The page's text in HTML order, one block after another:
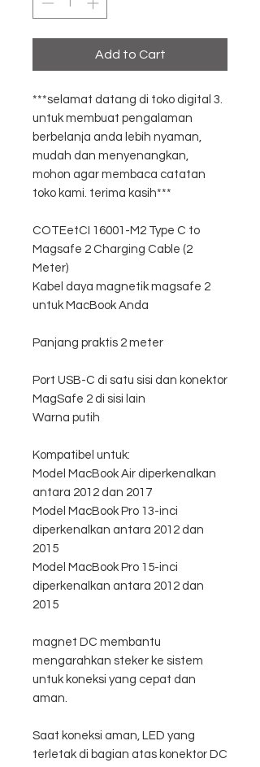
Add to Cart
***selamat datang di toko digital 3.
untuk membuat pengalaman
berbelanja anda lebih nyaman,
mudah dan menyenangkan,
mohon agar membaca catatan
toko kami. terima kasih***
COTEetCI 16001-M2 Type C to
Magsafe 2 Charging Cable (2
Meter)
Kabel daya magnetik magsafe 2
untuk MacBook Anda
Panjang praktis 2 meter
Port USB-C di satu sisi dan konektor
MagSafe 2 di sisi lain
Warna putih
Kompatibel untuk:
Model MacBook Air diperkenalkan
antara 2012 dan 2017
Model MacBook Pro 13-inci
diperkenalkan antara 2012 dan
2015
Model MacBook Pro 15-inci
diperkenalkan antara 2012 dan
2015
magnet DC membantu
mengarahkan steker ke sistem
untuk koneksi yang cepat dan
aman.
Saat koneksi aman, LED yang
terletak di bagian atas konektor DC